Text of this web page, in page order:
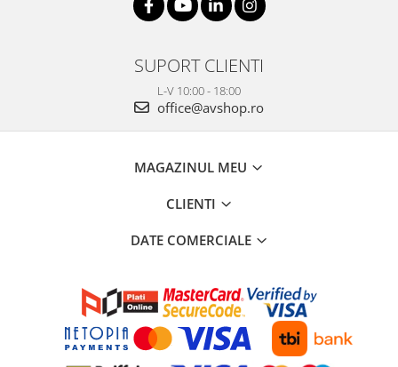
SUPORT CLIENTI
L-V 10:00 - 18:00
office@avshop.ro
MAGAZINUL MEU
CLIENTI
DATE COMERCIALE